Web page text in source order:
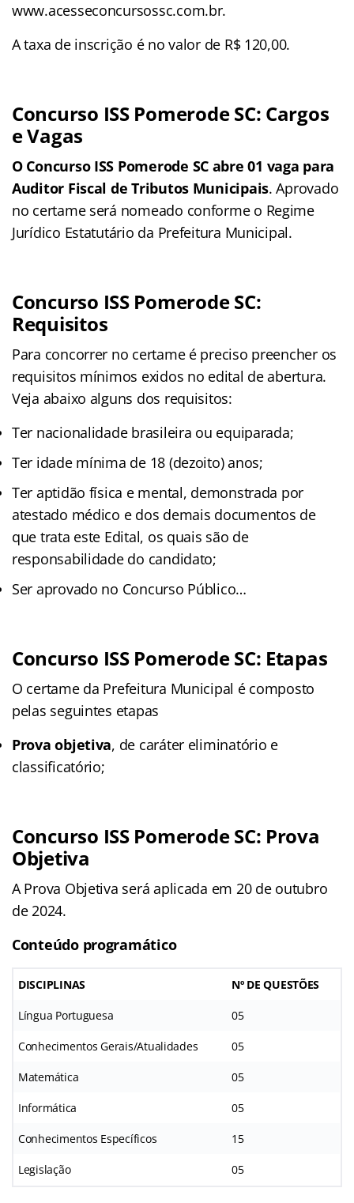
www.acesseconcursossc.com.br.
A taxa de inscrição é no valor de R$ 120,00.
Concurso ISS Pomerode SC: Cargos
e Vagas
O Concurso ISS Pomerode SC abre 01 vaga para
Auditor Fiscal de Tributos Municipais. Aprovado
no certame será nomeado conforme o Regime
Jurídico Estatutário da Prefeitura Municipal.
Concurso ISS Pomerode SC:
Requisitos
Para concorrer no certame é preciso preencher os
requisitos mínimos exidos no edital de abertura.
Veja abaixo alguns dos requisitos:
Ter nacionalidade brasileira ou equiparada;
Ter idade mínima de 18 (dezoito) anos;
Ter aptidão física e mental, demonstrada por
atestado médico e dos demais documentos de
que trata este Edital, os quais são de
responsabilidade do candidato;
Ser aprovado no Concurso Público…
Concurso ISS Pomerode SC: Etapas
O certame da Prefeitura Municipal é composto
pelas seguintes etapas
Prova objetiva, de caráter eliminatório e
classificatório;
Concurso ISS Pomerode SC: Prova
Objetiva
A Prova Objetiva será aplicada em 20 de outubro
de 2024.
Conteúdo programático
DISCIPLINAS Nº DE QUESTÕES
Língua Portuguesa 05
Conhecimentos Gerais/Atualidades 05
Matemática 05
Informática 05
Conhecimentos Específicos 15
Legislação 05